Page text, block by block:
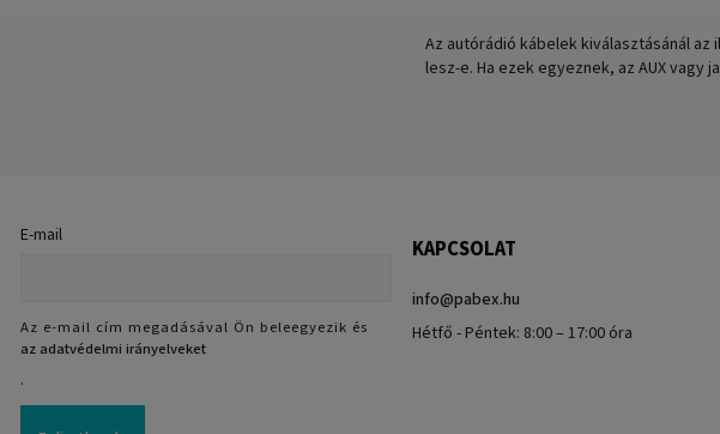
Az autórádió kábelek kiválasztásánál
lesz-e. Ha ezek egyeznek, az AUX
E-mail
Az e-mail cím megadásával Ön beleegyezik és
az adatvédelmi irányelveket
.
KAPCSOLAT
info@pabex.hu
Hétfő - Péntek: 8:00 – 17:00 óra